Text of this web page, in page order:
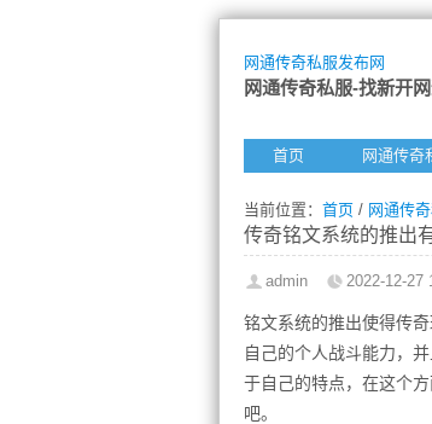
网通传奇私服发布网
网通传奇私服-找新开
首页 网通传奇
当前位置： 首页 / 网通传
传奇铭文系统的推出
admin 2022-12-27
铭文系统的推出使得传
自己的个人战斗能力，
于自己的特点，在这个
吧。